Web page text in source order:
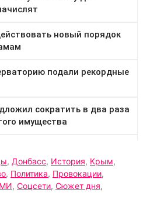
, Донбасс, История, Крым,
, Политика, Провокации,
, Соцсети, Сюжет дня,